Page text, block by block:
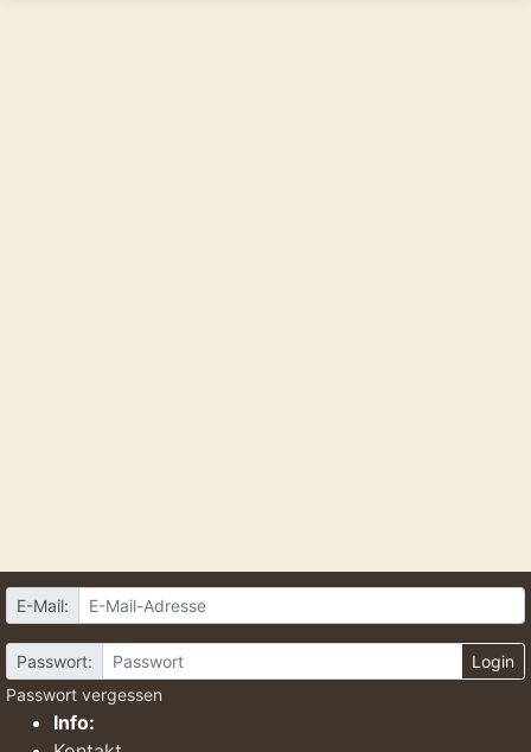
E-Mail:
Passwort:
Login
Passwort vergessen
Info: